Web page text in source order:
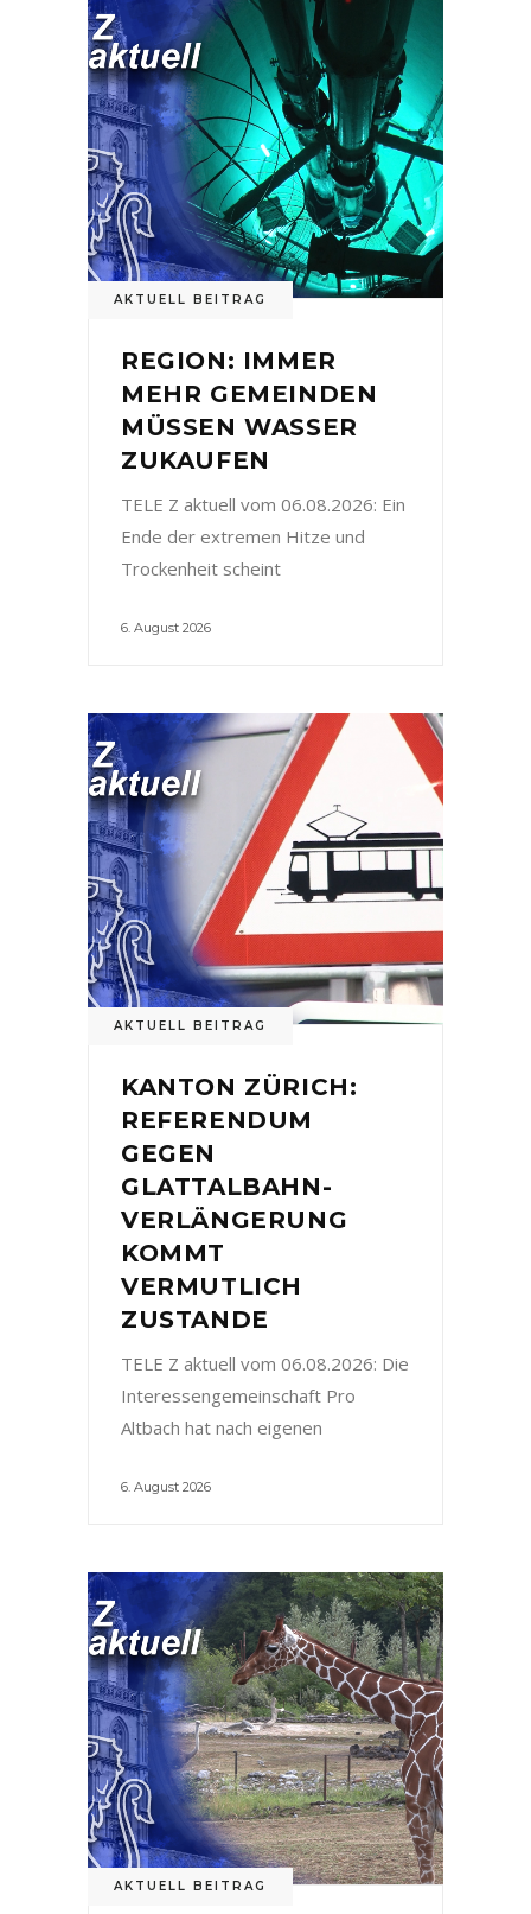
AKTUELL BEITRAG
REGION: IMMER
MEHR GEMEINDEN
MÜSSEN WASSER
ZUKAUFEN
TELE Z aktuell vom 06.08.2026: Ein
Ende der extremen Hitze und
Trockenheit scheint
6. August 2026
AKTUELL BEITRAG
KANTON ZÜRICH:
REFERENDUM
GEGEN
GLATTALBAHN-
VERLÄNGERUNG
KOMMT
VERMUTLICH
ZUSTANDE
TELE Z aktuell vom 06.08.2026: Die
Interessengemeinschaft Pro
Altbach hat nach eigenen
6. August 2026
AKTUELL BEITRAG